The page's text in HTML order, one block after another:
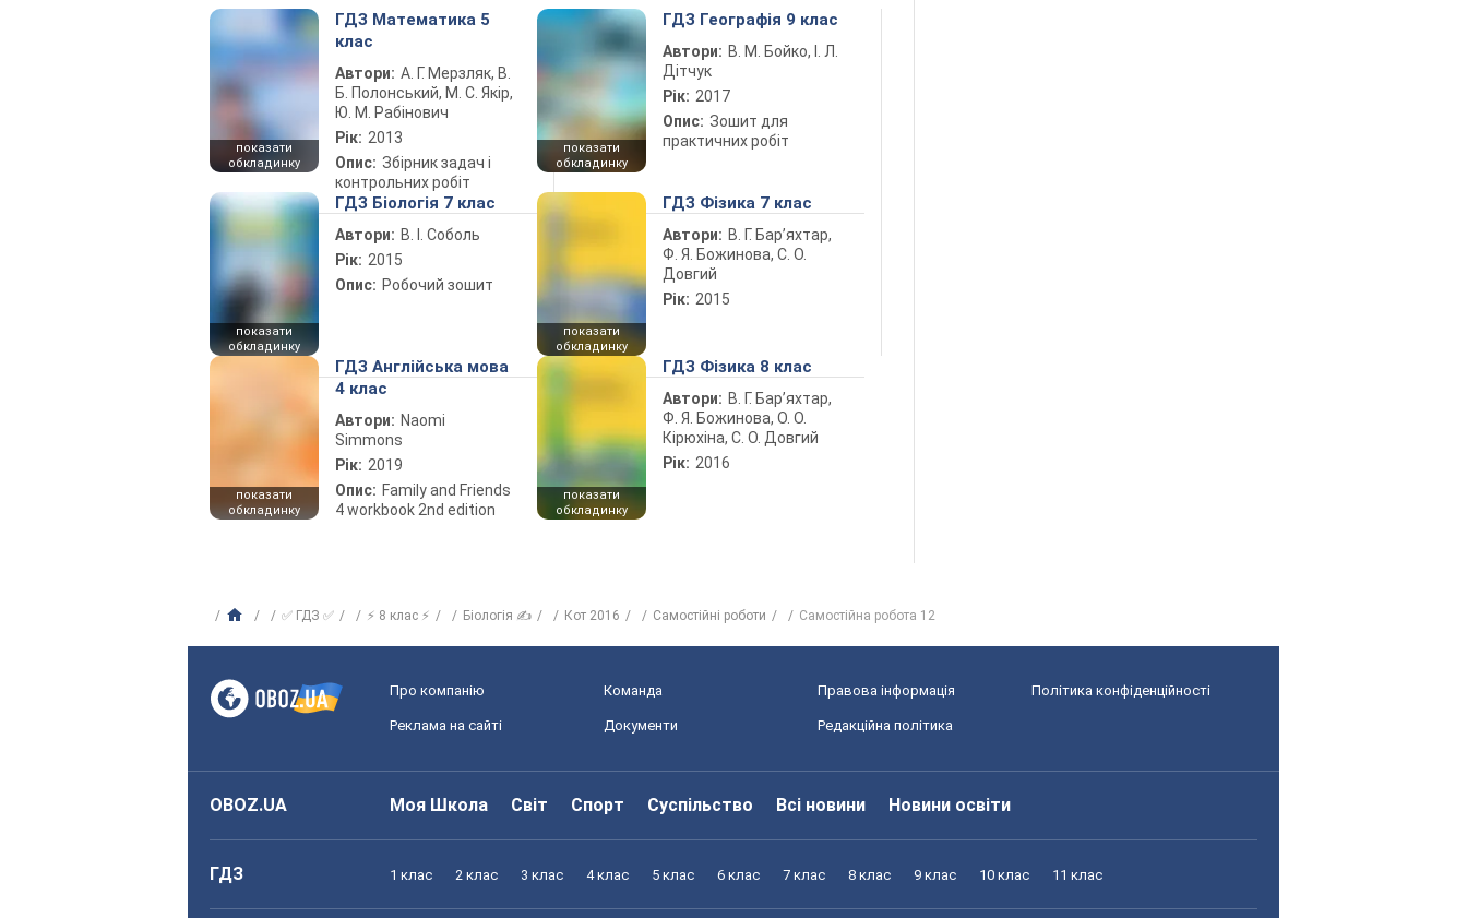
показати
обкладинку
ГДЗ Математика 5
клас
Автори: А. Г. Мерзляк, В.
Б. Полонський, М. С. Якір,
Ю. М. Рабінович
Рік: 2013
Опис: Збірник задач і
контрольних робіт
показати
обкладинку
ГДЗ Географія 9 клас
Автори: В. М. Бойко, І. Л.
Дітчук
Рік: 2017
Опис: Зошит для
практичних робіт
показати
обкладинку
ГДЗ Біологія 7 клас
Автори: В. І. Соболь
Рік: 2015
Опис: Робочий зошит
показати
обкладинку
ГДЗ Фізика 7 клас
Автори: В. Г. Бар’яхтар,
Ф. Я. Божинова, С. О.
Довгий
Рік: 2015
показати
обкладинку
ГДЗ Англійська мова
4 клас
Автори: Naomi
Simmons
Рік: 2019
Опис: Family and Friends
4 workbook 2nd edition
показати
обкладинку
ГДЗ Фізика 8 клас
Автори: В. Г. Бар’яхтар,
Ф. Я. Божинова, О. О.
Кірюхіна, С. О. Довгий
Рік: 2016
✅ ГДЗ ✅ ⚡ 8 клас ⚡ Біологія ✍ Кот 2016 Самостійні роботи Самостійна робота 12
Про компанію Команда Правова інформація Політика конфіденційності
Реклама на сайті Документи Редакційна політика
OBOZ.UA Моя Школа Світ Спорт Суспільство Всі новини Новини освіти
ГДЗ 1 клас 2 клас 3 клас 4 клас 5 клас 6 клас 7 клас 8 клас 9 клас 10 клас 11 клас